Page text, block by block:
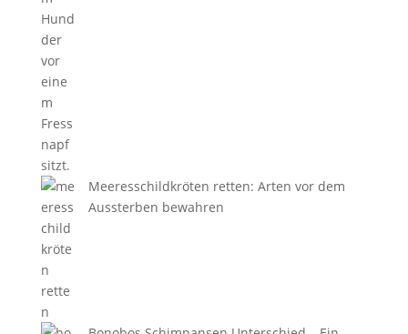
Meeresschildkröten retten: Arten vor dem
Aussterben bewahren